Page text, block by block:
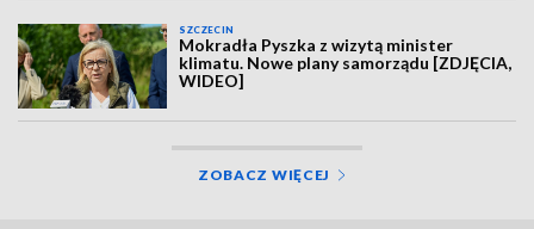
SZCZECIN
Mokradła Pyszka z wizytą minister
klimatu. Nowe plany samorządu [ZDJĘCIA,
WIDEO]
ZOBACZ WIĘCEJ